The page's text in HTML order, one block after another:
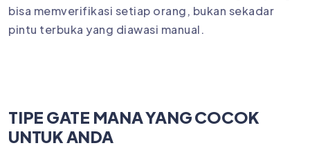
bisa memverifikasi setiap orang, bukan sekadar
pintu terbuka yang diawasi manual.
TIPE GATE MANA YANG COCOK
UNTUK ANDA